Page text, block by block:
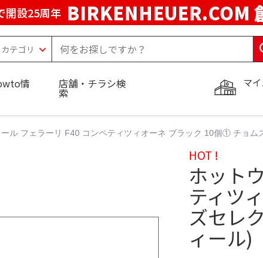
開設25周年 BIRKENHEUER.COM
マ
情 店舗・チラシ検
索
ル フェラーリ F40 コンペティツィオーネ ブラック 10個① チョ
HOT !
ホット
ティツ
ズセレ
ィール)